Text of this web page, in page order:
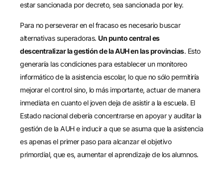
estar sancionada por decreto, sea sancionada por ley.
Para no perseverar en el fracaso es necesario buscar
alternativas superadoras. Un punto central es
descentralizar la gestión de la AUH en las provincias. Esto
generaría las condiciones para establecer un monitoreo
informático de la asistencia escolar, lo que no sólo permitiría
mejorar el control sino, lo más importante, actuar de manera
inmediata en cuanto el joven deja de asistir a la escuela. El
Estado nacional debería concentrarse en apoyar y auditar la
gestión de la AUH e inducir a que se asuma que la asistencia
es apenas el primer paso para alcanzar el objetivo
primordial, que es, aumentar el aprendizaje de los alumnos.